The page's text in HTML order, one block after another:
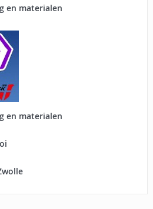
en materialen
en materialen